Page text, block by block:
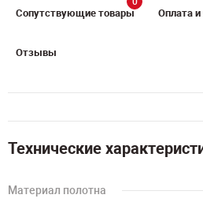
Сопутствующие товары Оплата и
Отзывы
Технические
Материал полотна